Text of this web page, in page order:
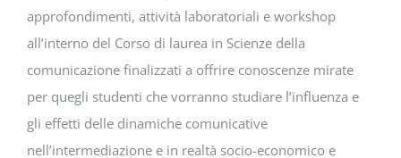
approfondimenti, attività laboratoriali e workshop
all’interno del Corso di laurea in Scienze della
comunicazione finalizzati a offrire conoscenze mirate
per quegli studenti che vorranno studiare l’influenza e
gli effetti delle dinamiche comunicative
nell’intermediazione e in realtà socio-economico e